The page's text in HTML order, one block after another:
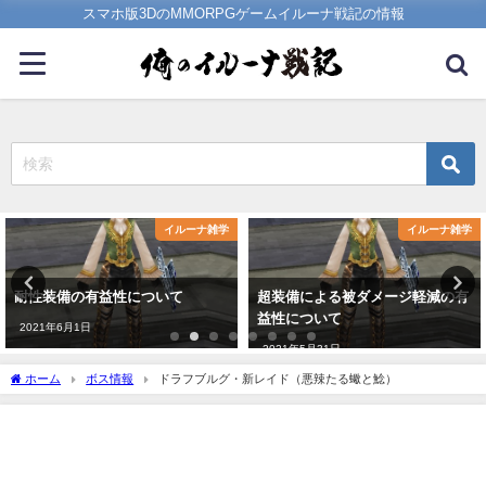
スマホ版3DのMMORPGゲームイルーナ戦記の情報
イルーナ雑学
耐性装備の有益性について
2021年6月1日
イルーナ雑学
超装備による被ダメージ軽減の有
益性について
2021年5月31日
ホーム ボス情報 ドラフブルグ・新レイド（悪辣たる蠍と鯰）